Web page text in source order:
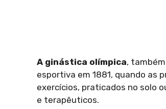
A ginástica olímpica,
esportiva em 1881, quando as
exercícios, praticados no solo
e terapêuticos.